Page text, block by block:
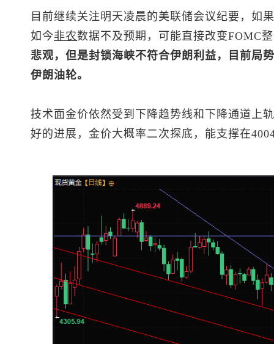
目前继续关注明天凌晨的美联储会议纪要，如
如今非农数据不及预期，可能直接改变FOMC
悲观，但是封锁海峡不符合伊朗利益，目前局
伊朗油轮。
技术面金价依然受到下降趋势线和下降通道上
好的进展，金价大概率二次探底，能支撑在